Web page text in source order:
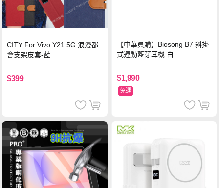
CITY For Vivo Y21 5G 浪漫都
會支架皮套-藍
$399
【中華員購】Biosong B7 斜掛
式運動藍芽耳機 白
$1,990
免運